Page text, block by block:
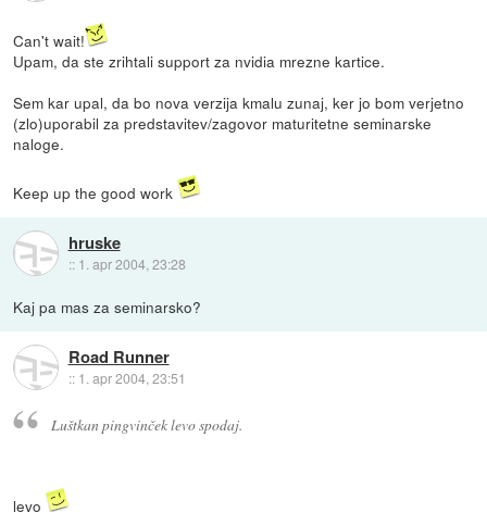
Can't wait!
Upam, da ste zrihtali support za nvidia mrezne kartice.
Sem kar upal, da bo nova verzija kmalu zunaj, ker jo bom verjetno
(zlo)uporabil za predstavitev/zagovor maturitetne seminarske
naloge.
Keep up the good work
hruske
:: 1. apr 2004, 23:28
Kaj pa mas za seminarsko?
Road Runner
:: 1. apr 2004, 23:51
Luštkan pingvinček levo spodaj.
levo